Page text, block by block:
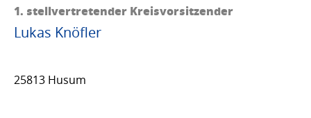
1. stellvertretender Kreisvorsitzender
Lukas Knöfler
25813 Husum